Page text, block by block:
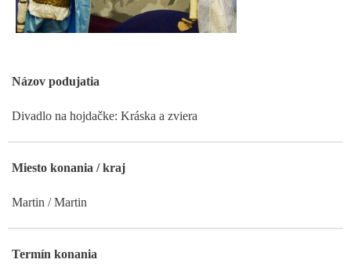
Názov podujatia
Divadlo na hojdačke: Kráska a zviera
Miesto konania / kraj
Martin / Martin
Termín konania